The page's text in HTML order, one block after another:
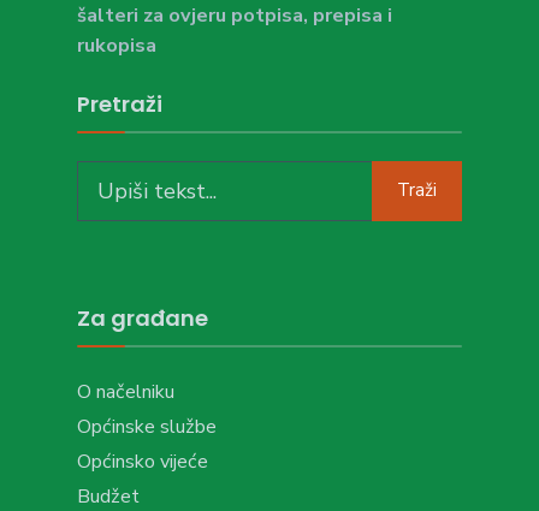
šalteri za ovjeru potpisa, prepisa i
rukopisa
Pretraži
for:
Traži
Za građane
O načelniku
Općinske službe
Općinsko vijeće
Budžet